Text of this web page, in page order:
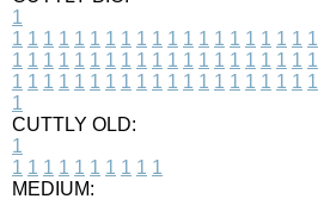
1
1 1 1 1 1 1 1 1 1 1 1 1 1 1 1 1 1 1 1 1
1 1 1 1 1 1 1 1 1 1 1 1 1 1 1 1 1 1 1 1
1 1 1 1 1 1 1 1 1 1 1 1 1 1 1 1 1 1 1 1
1
CUTTLY OLD:
1
1 1 1 1 1 1 1 1 1 1
MEDIUM: